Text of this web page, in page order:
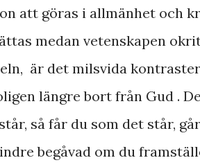
att göras i allmänhet och
medan vetenskapen
är det milsvida
längre bort från Gud .
så får du som det står,
begåvad om du